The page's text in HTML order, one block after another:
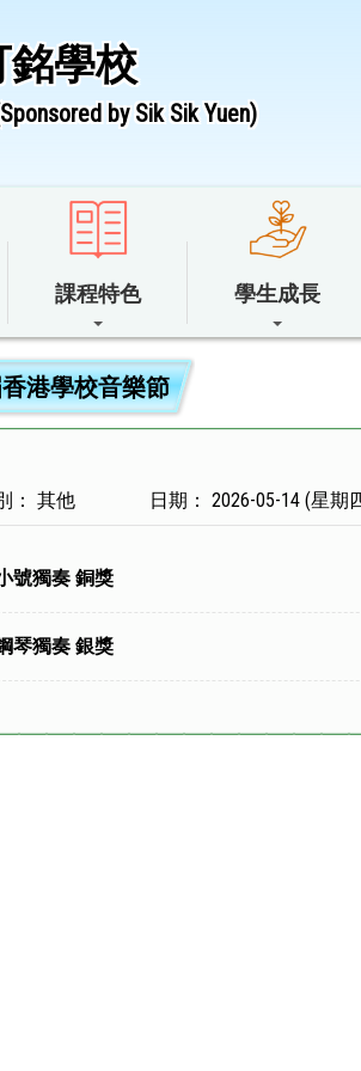
學校
by Sik Sik Yuen)
課程特色 學生成長
港學校音樂節
： 其他 日期： 2026-05-14 (星期
號獨奏 銅獎
琴獨奏 銀獎